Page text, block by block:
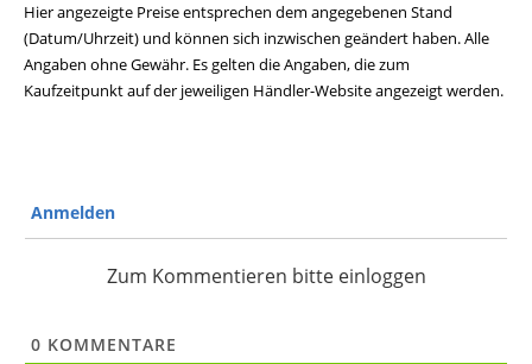
Hier angezeigte Preise entsprechen dem angegebenen Stand
(Datum/Uhrzeit) und können sich inzwischen geändert haben. Alle
Angaben ohne Gewähr. Es gelten die Angaben, die zum
Kaufzeitpunkt auf der jeweiligen Händler-Website angezeigt werden.
Anmelden
Zum Kommentieren bitte einloggen
0 KOMMENTARE